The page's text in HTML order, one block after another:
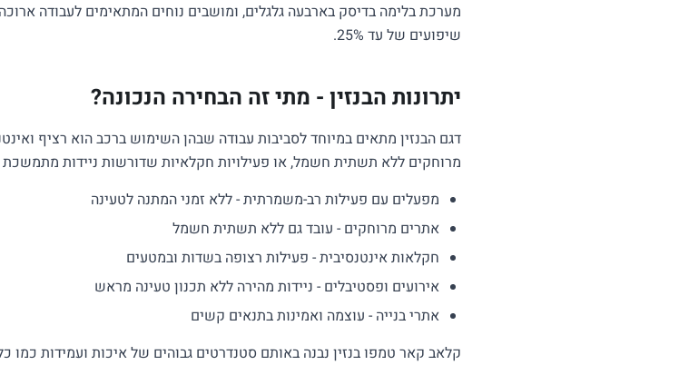
מערכת בלימה בדיסק בארבעה גלגלים, ומושבים נוחים המתאימים לעבודה
שיפועים של עד 25%.
יתרונות הבנזין - מתי זה הבחירה הנכונה?
דגם הבנזין מתאים במיוחד לסביבות עבודה שבהן השימוש ברכב הוא רציף
מרוחקים ללא תשתית חשמל, או פעילויות חקלאיות שדורשות ניידות מתמשכת
מפעלים עם פעילות רב-משמרתית - ללא זמני המתנה לטעינה
אתרים מרוחקים - עובד גם ללא תשתית חשמל
חקלאות אינטנסיבית - פעילות רצופה בשדות ובמטעים
אירועים ופסטיבלים - ניידות מהירה ללא תכנון טעינה מראש
אתרי בנייה - עוצמה ואמינות בתנאים קשים
קלאב קאר טמפו בנזין נבנה באותם סטנדרטים גבוהים של איכות ועמידות כמו